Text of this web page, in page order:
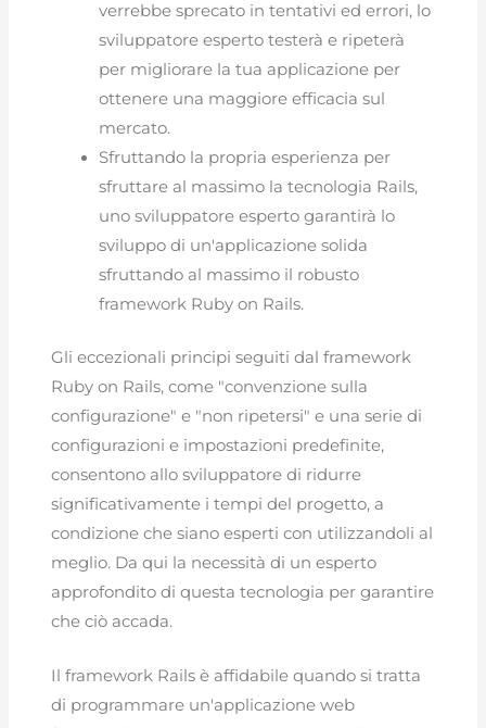
verrebbe sprecato in tentativi ed errori, lo
sviluppatore esperto testerà e ripeterà
per migliorare la tua applicazione per
ottenere una maggiore efficacia sul
mercato.
Sfruttando la propria esperienza per
sfruttare al massimo la tecnologia Rails,
uno sviluppatore esperto garantirà lo
sviluppo di un'applicazione solida
sfruttando al massimo il robusto
framework Ruby on Rails.
Gli eccezionali principi seguiti dal framework
Ruby on Rails, come "convenzione sulla
configurazione" e "non ripetersi" e una serie di
configurazioni e impostazioni predefinite,
consentono allo sviluppatore di ridurre
significativamente i tempi del progetto, a
condizione che siano esperti con utilizzandoli al
meglio. Da qui la necessità di un esperto
approfondito di questa tecnologia per garantire
che ciò accada.
Il framework Rails è affidabile quando si tratta
di programmare un'applicazione web